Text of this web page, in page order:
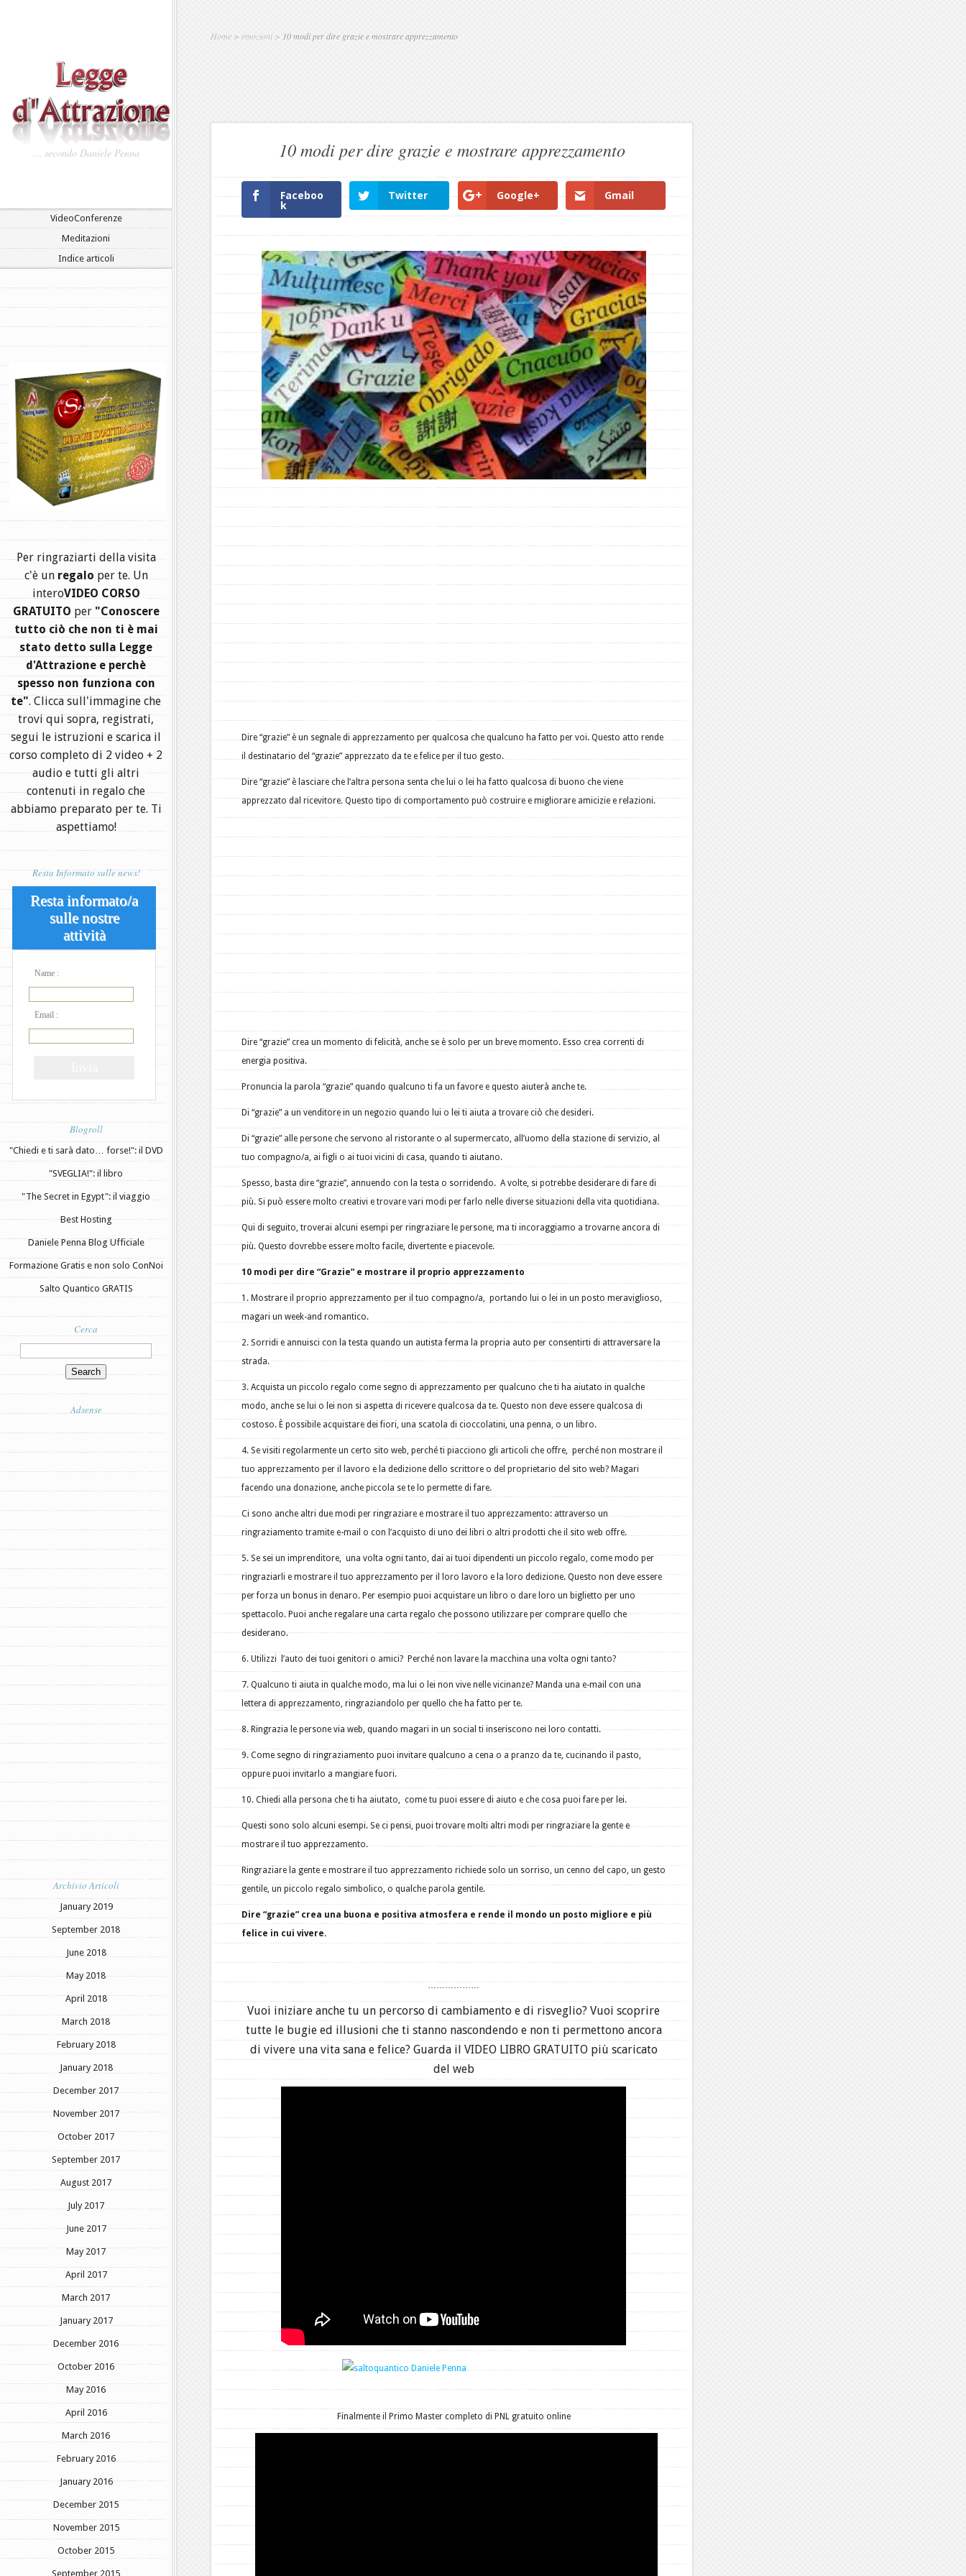
… secondo Daniele Penna
VideoConferenze
Meditazioni
Indice articoli
.
Per ringraziarti della visita
c'è un regalo per te. Un
interoVIDEO CORSO
GRATUITO per "Conoscere
tutto ciò che non ti è mai
stato detto sulla Legge
d'Attrazione e perchè
spesso non funziona con
te". Clicca sull'immagine che
trovi qui sopra, registrati,
segui le istruzioni e scarica il
corso completo di 2 video + 2
audio e tutti gli altri
contenuti in regalo che
abbiamo preparato per te. Ti
aspettiamo!
Resta Informato sulle news!
Resta informato/a
sulle nostre
attività
Name :
Email :
Blogroll
"Chiedi e ti sarà dato… forse!": il DVD
"SVEGLIA!": il libro
"The Secret in Egypt": il viaggio
Best Hosting
Daniele Penna Blog Ufficiale
Formazione Gratis e non solo ConNoi
Salto Quantico GRATIS
Cerca
Adsense
Archivio Articoli
January 2019
September 2018
June 2018
May 2018
April 2018
March 2018
February 2018
January 2018
December 2017
November 2017
October 2017
September 2017
August 2017
July 2017
June 2017
May 2017
April 2017
March 2017
January 2017
December 2016
October 2016
May 2016
April 2016
March 2016
February 2016
January 2016
December 2015
November 2015
October 2015
September 2015
Home > emozioni > 10 modi per dire grazie e mostrare apprezzamento
10 modi per dire grazie e mostrare apprezzamento
Faceboo
k
Twitter Google+ Gmail
Dire “grazie” è un segnale di apprezzamento per qualcosa che qualcuno ha fatto per voi. Questo atto rende
il destinatario del “grazie” apprezzato da te e felice per il tuo gesto.
Dire “grazie” è lasciare che l’altra persona senta che lui o lei ha fatto qualcosa di buono che viene
apprezzato dal ricevitore. Questo tipo di comportamento può costruire e migliorare amicizie e relazioni.
Dire “grazie” crea un momento di felicità, anche se è solo per un breve momento. Esso crea correnti di
energia positiva.
Pronuncia la parola “grazie” quando qualcuno ti fa un favore e questo aiuterà anche te.
Di “grazie” a un venditore in un negozio quando lui o lei ti aiuta a trovare ciò che desideri.
Di “grazie” alle persone che servono al ristorante o al supermercato, all’uomo della stazione di servizio, al
tuo compagno/a, ai figli o ai tuoi vicini di casa, quando ti aiutano.
Spesso, basta dire “grazie”, annuendo con la testa o sorridendo. A volte, si potrebbe desiderare di fare di
più. Si può essere molto creativi e trovare vari modi per farlo nelle diverse situazioni della vita quotidiana.
Qui di seguito, troverai alcuni esempi per ringraziare le persone, ma ti incoraggiamo a trovarne ancora di
più. Questo dovrebbe essere molto facile, divertente e piacevole.
10 modi per dire “Grazie” e mostrare il proprio apprezzamento
1. Mostrare il proprio apprezzamento per il tuo compagno/a, portando lui o lei in un posto meraviglioso,
magari un week-and romantico.
2. Sorridi e annuisci con la testa quando un autista ferma la propria auto per consentirti di attraversare la
strada.
3. Acquista un piccolo regalo come segno di apprezzamento per qualcuno che ti ha aiutato in qualche
modo, anche se lui o lei non si aspetta di ricevere qualcosa da te. Questo non deve essere qualcosa di
costoso. È possibile acquistare dei fiori, una scatola di cioccolatini, una penna, o un libro.
4. Se visiti regolarmente un certo sito web, perché ti piacciono gli articoli che offre, perché non mostrare il
tuo apprezzamento per il lavoro e la dedizione dello scrittore o del proprietario del sito web? Magari
facendo una donazione, anche piccola se te lo permette di fare.
Ci sono anche altri due modi per ringraziare e mostrare il tuo apprezzamento: attraverso un
ringraziamento tramite e-mail o con l’acquisto di uno dei libri o altri prodotti che il ​​sito web offre.
5. Se sei un imprenditore, una volta ogni tanto, dai ai tuoi dipendenti un piccolo regalo, come modo per
ringraziarli e mostrare il tuo apprezzamento per il loro lavoro e la loro dedizione. Questo non deve essere
per forza un bonus in denaro. Per esempio puoi acquistare un libro o dare loro un biglietto per uno
spettacolo. Puoi anche regalare una carta regalo che possono utilizzare per comprare quello che
desiderano.
6. Utilizzi l’auto dei tuoi genitori o amici? Perché non lavare la macchina una volta ogni tanto?
7. Qualcuno ti aiuta in qualche modo, ma lui o lei non vive nelle vicinanze? Manda una e-mail con una
lettera di apprezzamento, ringraziandolo per quello che ha fatto per te.
8. Ringrazia le persone via web, quando magari in un social ti inseriscono nei loro contatti.
9. Come segno di ringraziamento puoi invitare qualcuno a cena o a pranzo da te, cucinando il pasto,
oppure puoi invitarlo a mangiare fuori.
10. Chiedi alla persona che ti ha aiutato, come tu puoi essere di aiuto e che cosa puoi fare per lei.
Questi sono solo alcuni esempi. Se ci pensi, puoi trovare molti altri modi per ringraziare la gente e
mostrare il tuo apprezzamento.
Ringraziare la gente e mostrare il tuo apprezzamento richiede solo un sorriso, un cenno del capo, un gesto
gentile, un piccolo regalo simbolico, o qualche parola gentile.
Dire “grazie” crea una buona e positiva atmosfera e rende il mondo un posto migliore e più
felice in cui vivere.
………………
Vuoi iniziare anche tu un percorso di cambiamento e di risveglio? Vuoi scoprire
tutte le bugie ed illusioni che ti stanno nascondendo e non ti permettono ancora
di vivere una vita sana e felice? Guarda il VIDEO LIBRO GRATUITO più scaricato
del web
Finalmente il Primo Master completo di PNL gratuito online